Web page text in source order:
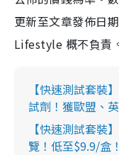
更新至文章發佈日
Lifestyle 概不負責
【快速測試套裝
試劑！獲歐盟、
【快速測試套裝
覽！低至$9.9/盒